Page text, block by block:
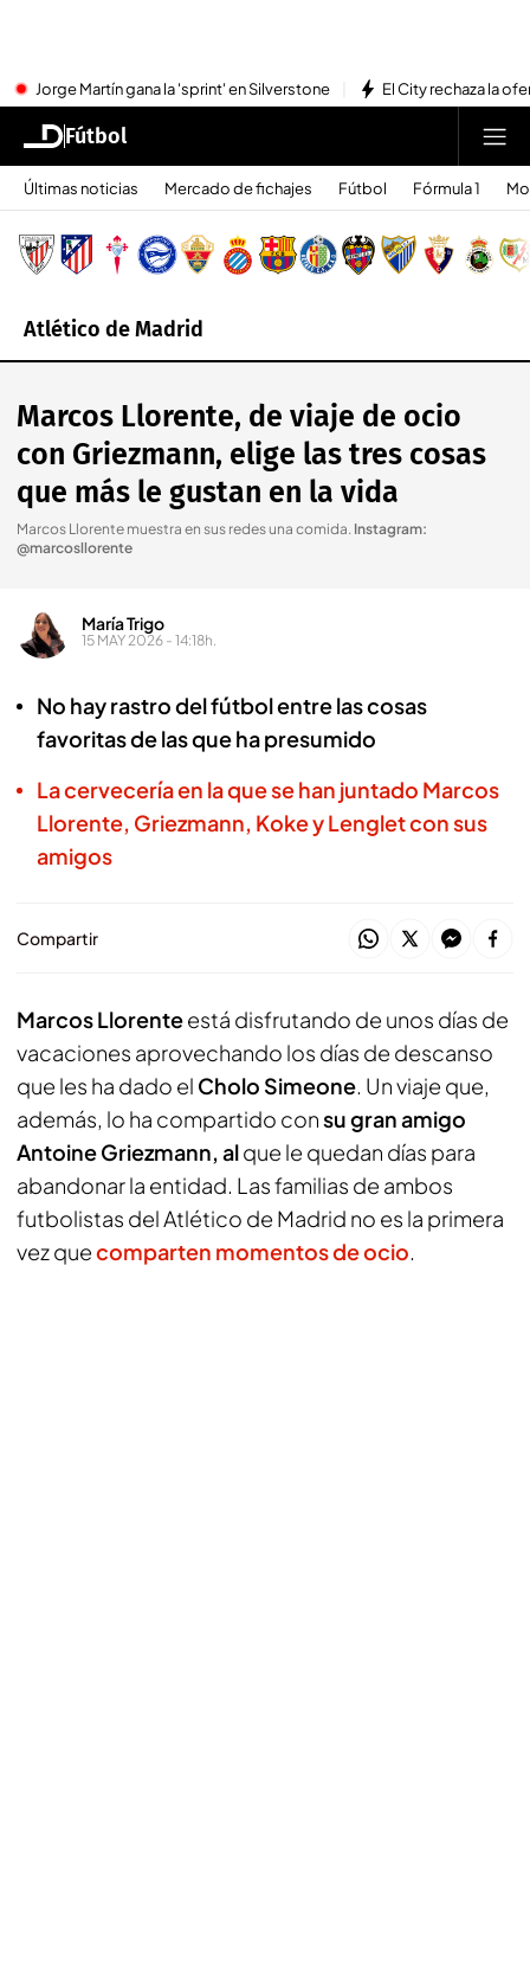
Jorge Martín gana la 'sprint' en Silverstone El City rechaza la
Fútbol
Últimas noticias Mercado de fichajes Fútbol Fórmula 1
Atlético de Madrid
Marcos Llorente, de viaje de ocio
con Griezmann, elige las tres cosas
que más le gustan en la vida
Marcos Llorente muestra en sus redes una comida. Instagram:
@marcosllorente
María Trigo
15 MAY 2026 - 14:18h.
No hay rastro del fútbol entre las cosas
favoritas de las que ha presumido
La cervecería en la que se han juntado Marcos
Llorente, Griezmann, Koke y Lenglet con sus
amigos
Compartir
Marcos Llorenteestá disfrutando de unos días de
vacaciones aprovechando los días de descanso
que les ha dado el Cholo Simeone. Un viaje que,
además, lo ha compartido consu gran amigo
Antoine Griezmann, alque le quedan días para
abandonar la entidad. Las familias de ambos
futbolistas del Atlético de Madrid no es la primera
vez quecomparten momentos de ocio.